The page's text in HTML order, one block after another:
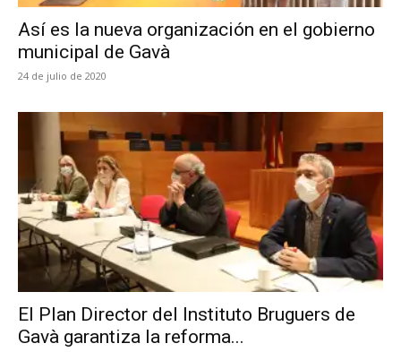
Así es la nueva organización en el gobierno
municipal de Gavà
24 de julio de 2020
El Plan Director del Instituto Bruguers de
Gavà garantiza la reforma...